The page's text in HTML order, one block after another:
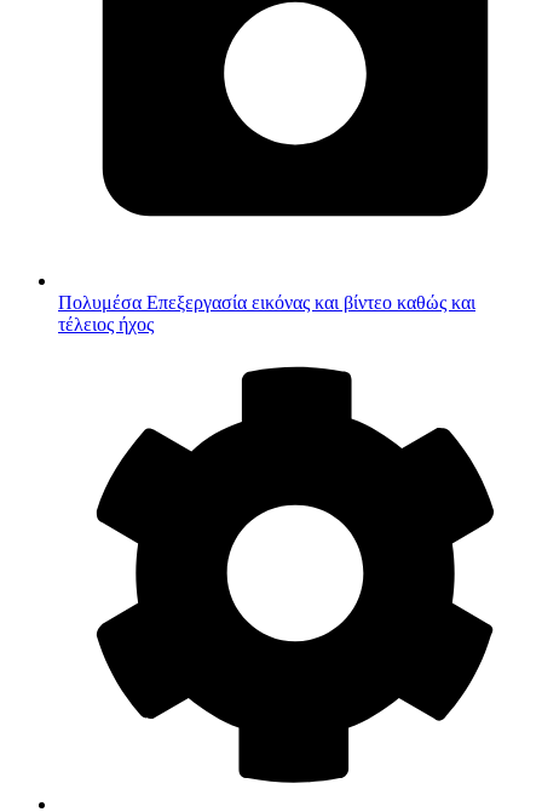
Πολυμέσα Επεξεργασία εικόνας και βίντεο καθώς και
τέλειος ήχος